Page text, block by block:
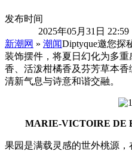
发布时间
2025年05月31日
新潮网 » 潮闻Diptyque邀您探
装饰摆件，将夏日幻化为多
香、活泼柑橘香及芬芳草本
清新气息与诗意和谐交融。
MARIE-VICTOIRE DE
果园是满载灵感的世外桃源